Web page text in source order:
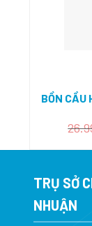
BỒN CẦU
TRỤ SỞ
NHUẬN